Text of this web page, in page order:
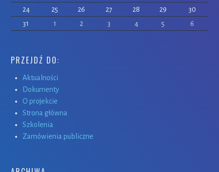
24
25 26 27 28 29
30
31
1 2 3 4 5 6
PRZEJDŹ DO:
Aktualności
Dokumenty
O projekcie
Strona główna
Szkolenia
Zamówienia publiczne